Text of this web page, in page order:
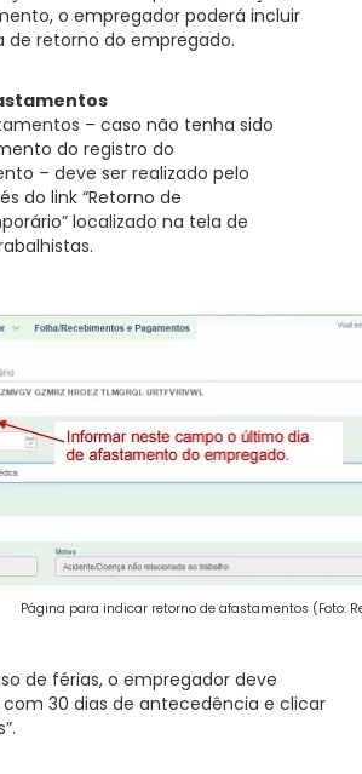
o empregador poderá incluir
retorno do empregado.
– caso não tenha sido
do registro do
– deve ser realizado pelo
do link “Retorno de
localizado na tela de
Página para indicar retorno de afastamentos (Foto:
de férias, o empregador deve
30 dias de antecedência e clicar